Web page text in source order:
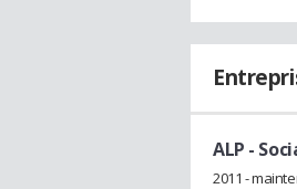
ALP -
2011 -